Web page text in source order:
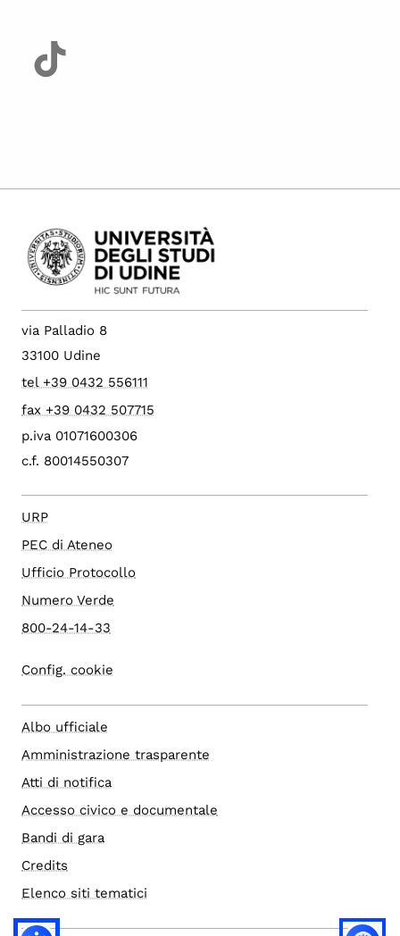
via Palladio 8
33100 Udine
tel +39 0432 556111
fax +39 0432 507715
p.iva 01071600306
c.f. 80014550307
URP
PEC di Ateneo
Ufficio Protocollo
Numero Verde
800-24-14-33
Config. cookie
Albo ufficiale
Amministrazione trasparente
Atti di notifica
Accesso civico e documentale
Bandi di gara
Credits
Elenco siti tematici